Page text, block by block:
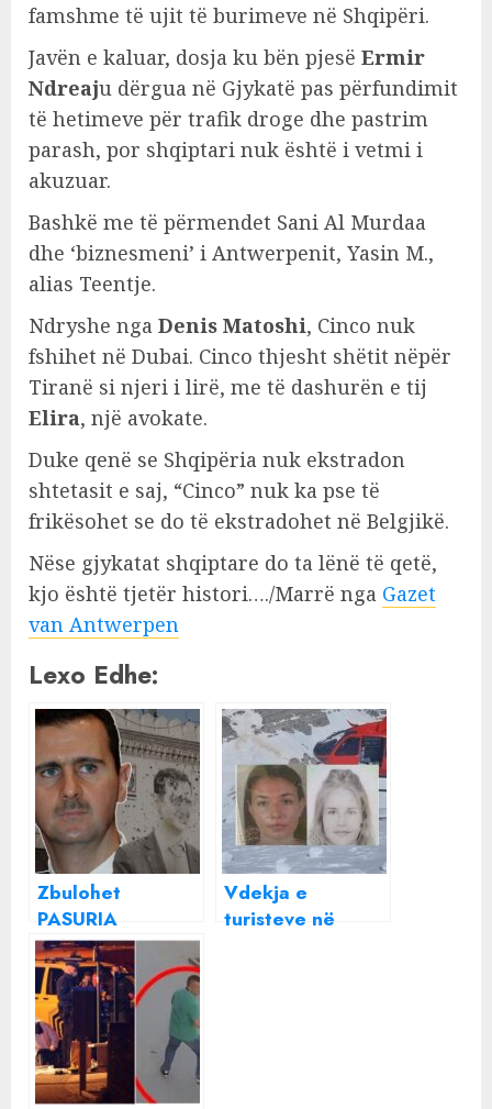
famshme të ujit të burimeve në Shqipëri.
Javën e kaluar, dosja ku bën pjesë Ermir
Ndreaju dërgua në Gjykatë pas përfundimit
të hetimeve për trafik droge dhe pastrim
parash, por shqiptari nuk është i vetmi i
akuzuar.
Bashkë me të përmendet Sani Al Murdaa
dhe ‘biznesmeni’ i Antwerpenit, Yasin M.,
alias Teentje.
Ndryshe nga Denis Matoshi, Cinco nuk
fshihet në Dubai. Cinco thjesht shëtit nëpër
Tiranë si njeri i lirë, me të dashurën e tij
Elira, një avokate.
Duke qenë se Shqipëria nuk ekstradon
shtetasit e saj, “Cinco” nuk ka pse të
frikësohet se do të ekstradohet në Belgjikë.
Nëse gjykatat shqiptare do ta lënë të qetë,
kjo është tjetër histori…./Marrë nga Gazet
van Antwerpen
Lexo Edhe:
Zbulohet
PASURIA
marramendëse e
Assad: 200 tonë
ar, 75
apartamente e
jahte luksoze!
Vdekja e
turisteve në